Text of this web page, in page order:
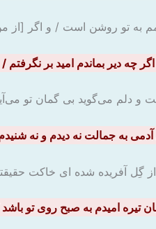
به تو روشن است / و اگر [از
و دلم می‌گوید بی گمان تو
از گِل آفریده شده ای خاکت